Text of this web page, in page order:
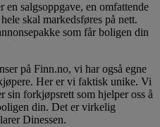
salgsoppgave, en omfattende
skal markedsføres på nett.
som får boligen din
på Finn.no, vi har også egne
Her er vi faktisk unike. Vi
forkjøpsrett som hjelper oss å
din. Det er virkelig
Dinessen.